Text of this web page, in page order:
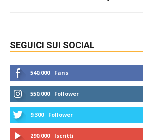
SEGUICI SUI SOCIAL
540,000 Fans
550,000 Follower
9,300 Follower
290,000 Iscritti